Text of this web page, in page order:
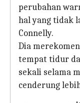
perubahan
hal yang tidak
Connelly.
Dia
tempat tidur
sekali selama
cenderung